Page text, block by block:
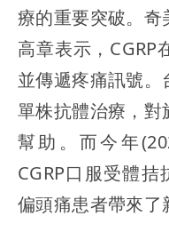
療的重要突破。
高章表示，CGRP
並傳遞疼痛訊號
單株抗體治療，
幫助。而今年
CGRP口服受體
偏頭痛患者帶來了